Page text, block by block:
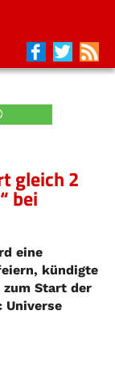
gleich 2
bei
eine
kündigte
zum Start der
Universe